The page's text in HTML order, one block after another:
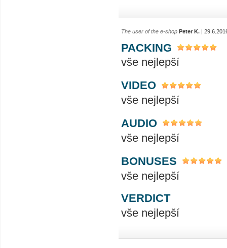
The user of the e-shop Peter K. |
PACKING
vše nejlepší
VIDEO
vše nejlepší
AUDIO
vše nejlepší
BONUSES
vše nejlepší
VERDICT
vše nejlepší